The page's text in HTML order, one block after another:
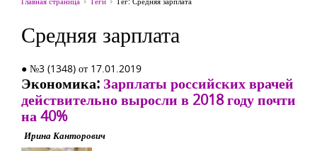
Средняя зарплата
● №3 (1348) от 17.01.2019
Экономика: Зарплаты российских врачей
действительно выросли в 2018 году почти
на 40%
Ирина Канторович